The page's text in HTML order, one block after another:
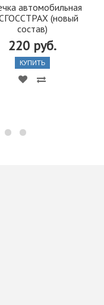
автомобильная
(новый
состав)
220 руб.
КУПИТЬ